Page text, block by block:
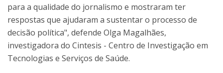
para a qualidade do jornalismo e mostraram ter
respostas que ajudaram a sustentar o processo de
decisão política", defende Olga Magalhães,
investigadora do Cintesis - Centro de Investigação em
Tecnologias e Serviços de Saúde.